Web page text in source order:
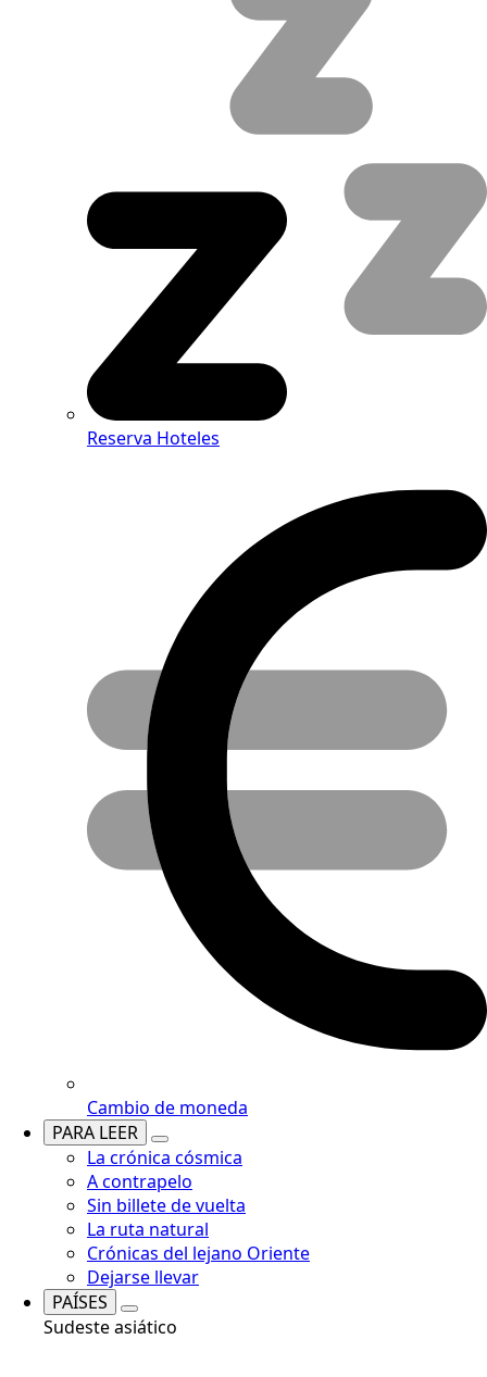
Reserva Hoteles
Cambio de moneda
PARA LEER
La crónica cósmica
A contrapelo
Sin billete de vuelta
La ruta natural
Crónicas del lejano Oriente
Dejarse llevar
PAÍSES
Sudeste asiático